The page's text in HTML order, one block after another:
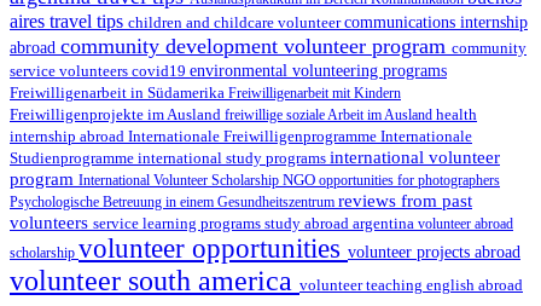
aires travel tips children and childcare volunteercommunications internship
abroad community development volunteer program community
service volunteers covid19 environmental volunteering programs
Freiwilligenarbeit in Südamerika Freiwilligenarbeit mit Kindern
Freiwilligenprojekte im Ausland freiwillige soziale Arbeit im Ausland health
internship abroad Internationale Freiwilligenprogramme Internationale
Studienprogramme international study programs international volunteer
program International Volunteer Scholarship NGO opportunities for photographers
Psychologische Betreuung in einem Gesundheitszentrum reviews from past
volunteers service learning programs study abroad argentina volunteer abroad
scholarship volunteer opportunities volunteer projects abroad
volunteer south america volunteer teaching english abroad